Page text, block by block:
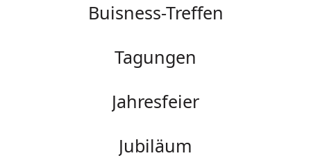
Buisness-Treffen
Tagungen
Jahresfeier
Jubiläum